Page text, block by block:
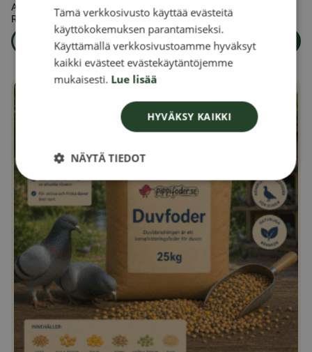
Ankoille tarkoitettu pelletoitu täysrehu, 25 kg, valmistettu
Ruotsissa. Kananpelletit ovat ankkojen täysrehua.
Lue lisää
om produkten Ankanrehu, pelletit 25 kg
Lisää ostoskoriin
FINNISH
DANISH
NORWEGIAN
Tämä verkkosivusto käyttää evästeitä
käyttökokemuksen parantamiseksi.
Käyttämällä verkkosivustoamme hyväksyt
kaikki evästeet evästekäytäntöjemme
mukaisesti. Lue lisää
HYVÄKSY KAIKKI
NÄYTÄ TIEDOT